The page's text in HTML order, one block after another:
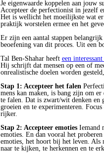
Je eigenwaarde koppelen aan jouw
Accepteer de perfectionist in jezelf
Het is wellicht het moeilijkste wat
praktijk worstelen ermee en het
Er zijn een aantal stappen
beoefening van dit proces. Uit een
Tal Ben-Shahar heeft een
Hij schrijft dat mensen op een of
onrealistische doelen worden
Stap 1: Accepteer het falen
mens kan maken, is bang zijn om
te falen. Dat is zwart/wit denken en
groeien en te experimenteren.
rijker.
Stap 2: Accepteer emotiesIemand
emoties. En dan vooral het
emoties, het hoort bij het leven. Als
naar te kijken, te herkennen en te